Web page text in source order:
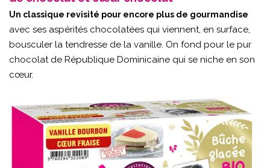
Un classique revisité pour encore plus de gourmandise
avec ses aspérités chocolatées qui viennent, en surface,
bousculer la tendresse de la vanille. On fond pour le pur
chocolat de République Dominicaine qui se niche en son
cœur.